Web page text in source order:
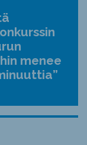
menee